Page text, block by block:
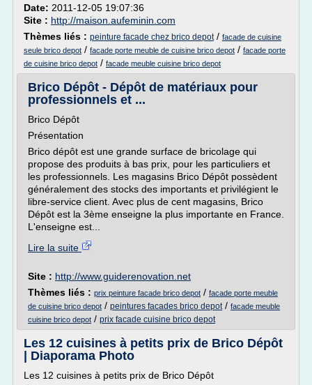
Date: 2011-12-05 19:07:36
Site : http://maison.aufeminin.com
Thèmes liés : peinture facade chez brico depot/ facade de cuisine
seule brico depot / facade porte meuble de cuisine brico depot / facade porte
de cuisine brico depot / facade meuble cuisine brico depot
Brico Dépôt - Dépôt de matériaux pour
professionnels et ...
Brico Dépôt
Présentation
Brico dépôt est une grande surface de bricolage qui
propose des produits à bas prix, pour les particuliers et
les professionnels. Les magasins Brico Dépôt possèdent
généralement des stocks des importants et privilégient le
libre-service client. Avec plus de cent magasins, Brico
Dépôt est la 3ème enseigne la plus importante en France.
L'enseigne est...
Lire la suite
Site : http://www.guiderenovation.net
Thèmes liés : prix peinture facade brico depot / facade porte meuble
de cuisine brico depot / peintures facades brico depot/ facade meuble
cuisine brico depot / prix facade cuisine brico depot
Les 12 cuisines à petits prix de Brico Dépôt
| Diaporama Photo
Les 12 cuisines à petits prix de Brico Dépôt